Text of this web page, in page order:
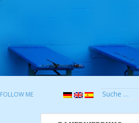
FOLLOW ME Suche nach: